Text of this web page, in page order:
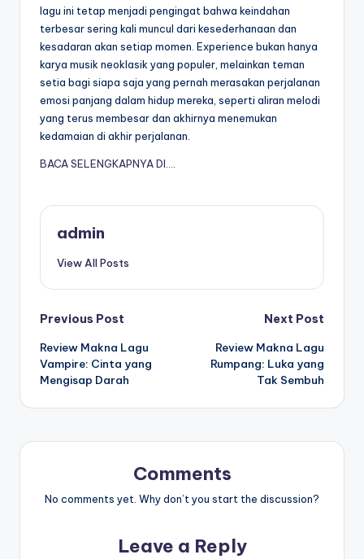
lagu ini tetap menjadi pengingat bahwa keindahan
terbesar sering kali muncul dari kesederhanaan dan
kesadaran akan setiap momen. Experience bukan hanya
karya musik neoklasik yang populer, melainkan teman
setia bagi siapa saja yang pernah merasakan perjalanan
emosi panjang dalam hidup mereka, seperti aliran melodi
yang terus membesar dan akhirnya menemukan
kedamaian di akhir perjalanan.
BACA SELENGKAPNYA DI….
admin
View All Posts
Post
navigation
Previous Post
Review Makna Lagu
Vampire: Cinta yang
Mengisap Darah
Next Post
Review Makna Lagu
Rumpang: Luka yang
Tak Sembuh
Comments
No comments yet. Why don’t you start the discussion?
Leave a Reply